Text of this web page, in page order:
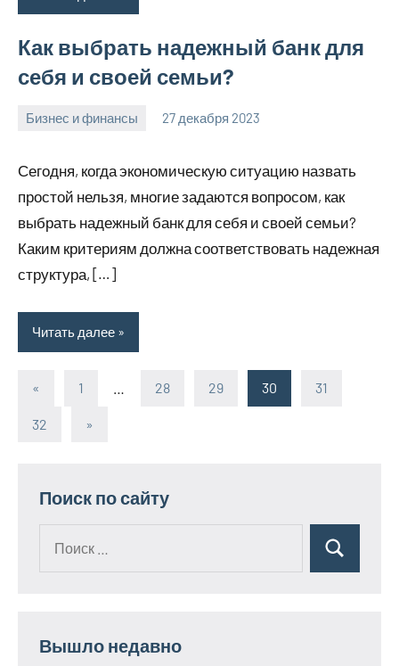
Как выбрать надежный банк для
себя и своей семьи?
Бизнес и финансы 27 декабря 2023
Сегодня, когда экономическую ситуацию назвать
простой нельзя, многие задаются вопросом, как
выбрать надежный банк для себя и своей семьи?
Каким критериям должна соответствовать надежная
структура, […]
Читать далее
Пагинация
«
Предыдущие
1 28 29 30 31
32
Следующие
»
Поиск по сайту
Поиск
Вышло недавно